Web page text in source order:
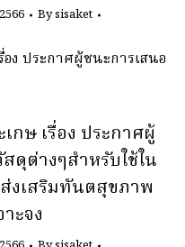
Bysisaket
ง ประกาศผู้ชนะการเสนอ
กษ เรื่อง ประกาศผู้
ดุต่างๆสำหรับใช้ใน
งเสริมทันตสุขภาพ
ะจง